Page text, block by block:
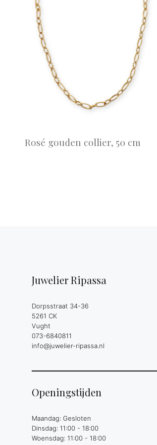
Rosé gouden collier, 50 cm
Juwelier Ripassa
Dorpsstraat 34-36
5261 CK
Vught
073-6840811
info@juwelier-ripassa.nl
Openingstijden
Maandag: Gesloten
Dinsdag: 11:00 - 18:00
Woensdag: 11:00 - 18:00